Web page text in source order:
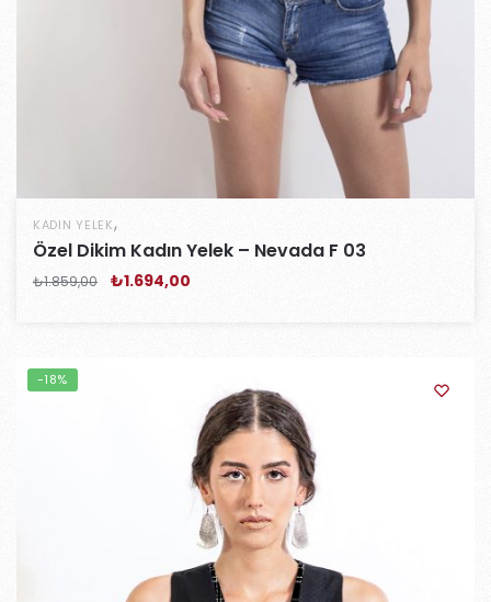
KADIN YELEK,
Özel Dikim Kadın Yelek – Nevada F 03
₺1.859,00 ₺1.694,00
-18%